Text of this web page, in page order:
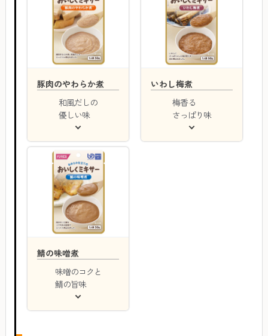
豚肉のやわらか煮
和風だしの
優しい味
いわし梅煮
梅香る
さっぱり味
鯖の味噌煮
味噌のコクと
鯖の旨味